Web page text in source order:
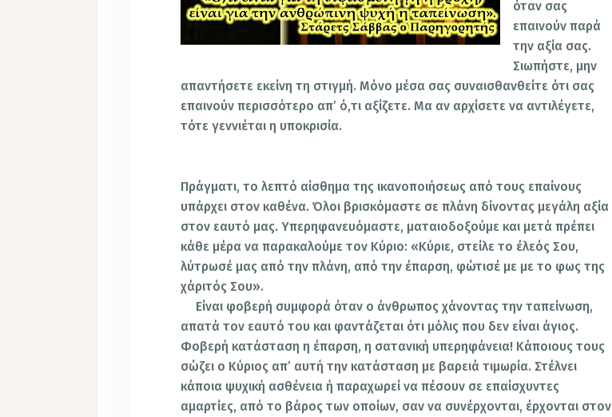
όταν σας
επαινούν παρά
την αξία σας.
Σιωπήστε, μην
απαντήσετε εκείνη τη στιγμή. Μόνο μέσα σας συναισθανθείτε ότι σας
επαινούν περισσότερο απ’ ό,τι αξίζετε. Μα αν αρχίσετε να αντιλέγετε,
τότε γεννιέται η υποκρισία.
Πράγματι, το λεπτό αίσθημα της ικανοποιήσεως από τους επαίνους
υπάρχει στον καθένα. Όλοι βρισκόμαστε σε πλάνη δίνοντας μεγάλη αξία
στον εαυτό μας. Υπερηφανευόμαστε, ματαιοδοξούμε και μετά πρέπει
κάθε μέρα να παρακαλούμε τον Κύριο: «Κύριε, στείλε το έλεός Σου,
λύτρωσέ μας από την πλάνη, από την έπαρση, φώτισέ με με το φως της
χάριτός Σου».
Είναι φοβερή συμφορά όταν ο άνθρωπος χάνοντας την ταπείνωση,
απατά τον εαυτό του και φαντάζεται ότι μόλις που δεν είναι άγιος.
Φοβερή κατάσταση η έπαρση, η σατανική υπερηφάνεια! Κάποιους τους
σώζει ο Κύριος απ’ αυτή την κατάσταση με βαρειά τιμωρία. Στέλνει
κάποια ψυχική ασθένεια ή παραχωρεί να πέσουν σε επαίσχυντες
αμαρτίες, από το βάρος των οποίων, σαν να συνέρχονται, έρχονται στον